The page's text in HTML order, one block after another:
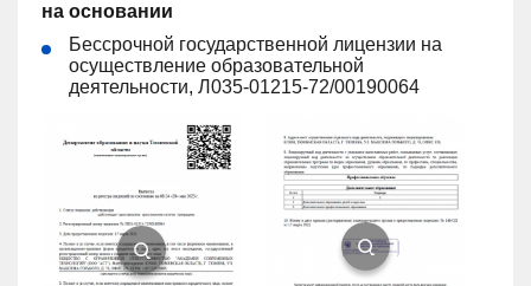
на основании
Бессрочной государственной лицензии на
осуществление образовательной
деятельности, Л035-01215-72/00190064